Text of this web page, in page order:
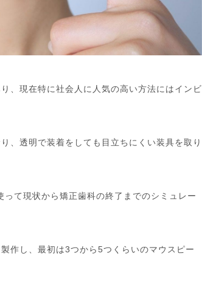
、現在特に社会人に人気の高い方法にはインビ
、透明で装着をしても目立ちにくい装具を取り
て現状から矯正歯科の終了までのシミュレー
作し、最初は3つから5つくらいのマウスピー